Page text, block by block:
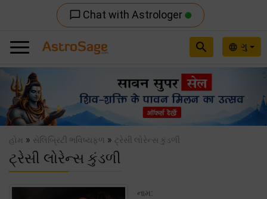
chat_bubble_outline Chat with Astrologer
language ગુ
search
Previous
હોમ » સેલિબ્રિટી ભવિષ્યફળ » ટ્રેસી લોરેન્સ કુંડળી
ટ્રેસી લોરેન્સ કુંડળી
નામ: